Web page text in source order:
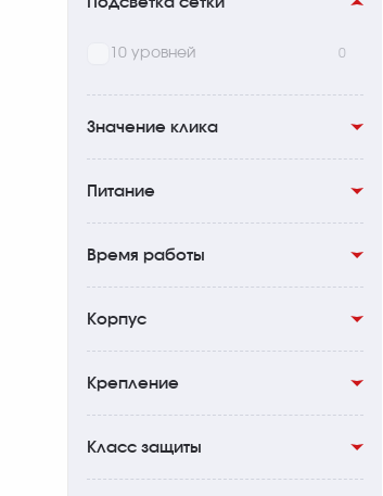
10 уровней 0
Значение клика
Питание
Время работы
Корпус
Крепление
Класс защиты